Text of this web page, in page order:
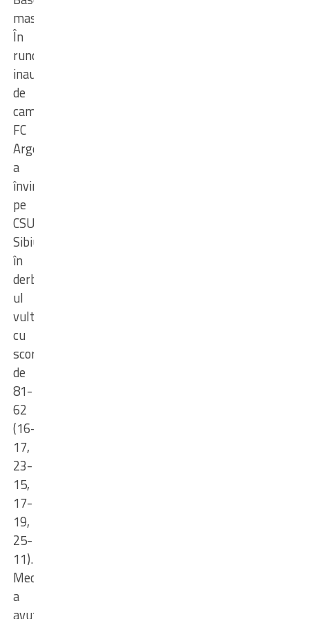
masculin.
În
runda
inaugurală
de
campionat,
FC
Argeș
a
învins
pe
CSU
Sibiu,
în
derby-
ul
vulturilor,
cu
scorul
de
81-
62
(16-
17,
23-
15,
17-
19,
25-
11).
Meciul
a
avut